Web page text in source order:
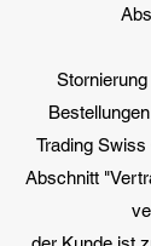
Trading
Abschnitt